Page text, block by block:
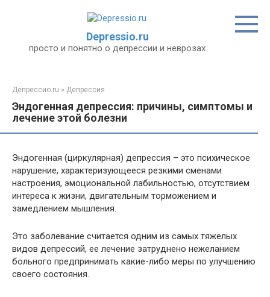
Depressio.ru
просто и понятно о депрессии и неврозах
Депрессио.ru » Депрессия
Эндогенная депрессия: причины, симптомы и
лечение этой болезни
Эндогенная (циркулярная) депрессия – это психическое
нарушение, характеризующееся резкими сменами
настроения, эмоциональной лабильностью, отсутствием
интереса к жизни, двигательным торможением и
замедлением мышления.
Это заболевание считается одним из самых тяжелых
видов депрессий, ее лечение затруднено нежеланием
больного предпринимать какие-либо меры по улучшению
своего состояния.